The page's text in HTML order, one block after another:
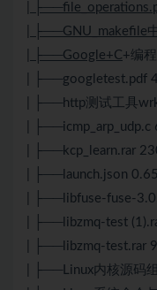
|
| ├──GNU_makefile
| ├──Google+C+编
| ├──googletest.pdf
| ├──http测试工具
| ├──icmp_arp_udp.c
| ├──kcp_learn.rar
| ├──launch.json
| ├──libfuse-fuse-
| ├──libzmq-test
| ├──libzmq-test.rar
| ├──Linux内核源码